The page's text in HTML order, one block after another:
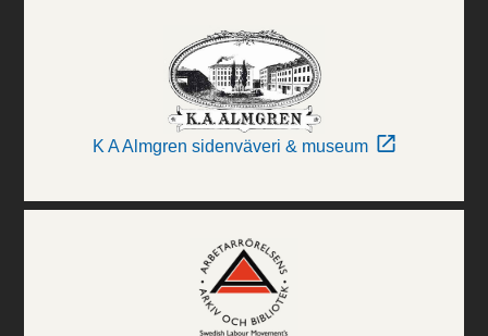
K A Almgren sidenväveri & museum